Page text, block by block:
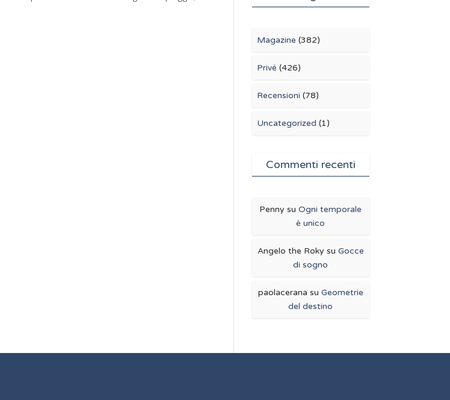
Magazine (382)
Privé (426)
Recensioni (78)
Uncategorized (1)
Commenti recenti
Penny suOgni temporale
è unico
Angelo the Roky su Gocce
di sogno
paolacerana su Geometrie
del destino